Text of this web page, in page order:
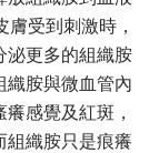
受到刺激時，
泌更多的組織胺
織胺與微血管內
感覺及紅斑，
組織胺只是痕癢